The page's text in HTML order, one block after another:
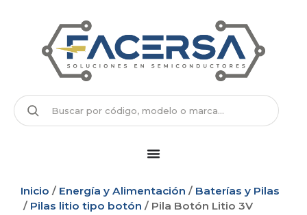
Inicio / Energía y Alimentación / Baterías y Pilas
/ Pilas litio tipo botón / Pila Botón Litio 3V